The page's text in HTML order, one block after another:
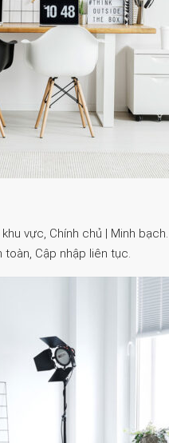
vực, Chính chủ | Minh bạch.
toàn, Cập nhập liên tục.